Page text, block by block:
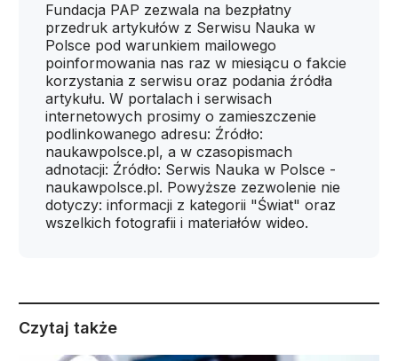
Fundacja PAP zezwala na bezpłatny
przedruk artykułów z Serwisu Nauka w
Polsce pod warunkiem mailowego
poinformowania nas raz w miesiącu o fakcie
korzystania z serwisu oraz podania źródła
artykułu. W portalach i serwisach
internetowych prosimy o zamieszczenie
podlinkowanego adresu: Źródło:
naukawpolsce.pl, a w czasopismach
adnotacji: Źródło: Serwis Nauka w Polsce -
naukawpolsce.pl. Powyższe zezwolenie nie
dotyczy: informacji z kategorii "Świat" oraz
wszelkich fotografii i materiałów wideo.
Czytaj także